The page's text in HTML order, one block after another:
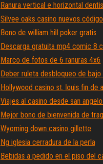
Ranura vertical e horizontal
Silvee oaks casino nuevos
Bono de william hill poker gratis
Descarga gratuita mp4 comic 8
Marco de fotos de 6 ranuras 4x6
Deber ruleta desbloqueo de bajo
Hollywood casino st. louis fin de
Viajes al casino desde san
Mejor bono de bienvenida de
Wyoming down casino gillette
Ng iglesia cerradura de la perla
Bebidas a pedido en el piso del